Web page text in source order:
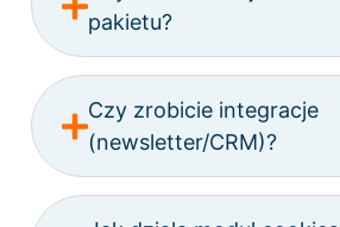
pakietu?
Czy zrobicie integracje
(newsletter/CRM)?